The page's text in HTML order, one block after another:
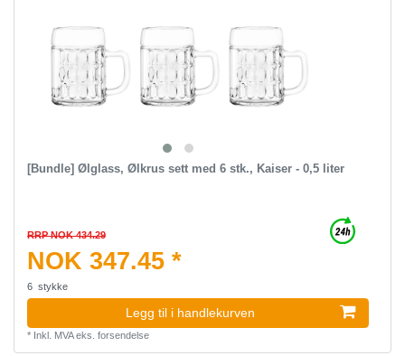
[Bundle] Ølglass, Ølkrus sett med 6 stk., Kaiser - 0,5 liter
RRP NOK 434.29
NOK 347.45 *
6 stykke
Legg til i handlekurven
* Inkl. MVAeks. forsendelse